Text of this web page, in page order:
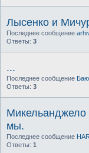
Лысенко и
Последнее сообщение
Ответы: 3
...
Последнее сообщение
Ответы: 3
мы.
Последнее сообщение
Ответы: 1